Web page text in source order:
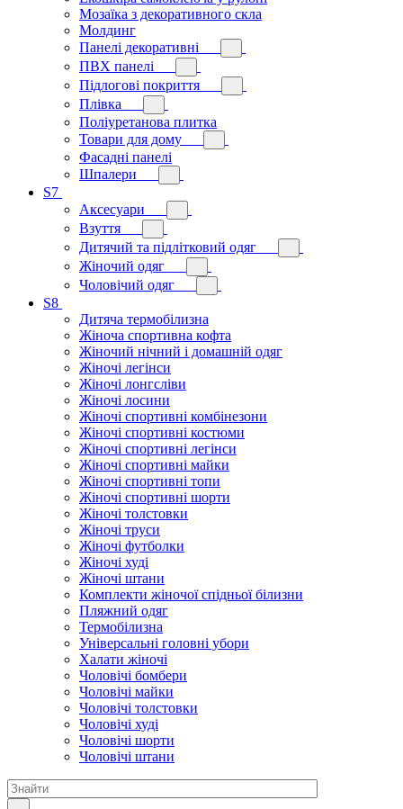
Мозаїка з декоративного скла
Молдинг
Панелі декоративні
ПВХ панелі
Підлогові покриття
Плівка
Поліуретанова плитка
Товари для дому
Фасадні панелі
Шпалери
S7
Аксесуари
Взуття
Дитячий та підлітковий одяг
Жіночий одяг
Чоловічий одяг
S8
Дитяча термобілизна
Жіноча спортивна кофта
Жіночий нічний і домашній одяг
Жіночі легінси
Жіночі лонгсліви
Жіночі лосини
Жіночі спортивні комбінезони
Жіночі спортивні костюми
Жіночі спортивні легінси
Жіночі спортивні майки
Жіночі спортивні топи
Жіночі спортивні шорти
Жіночі толстовки
Жіночі труси
Жіночі футболки
Жіночі худі
Жіночі штани
Комплекти жіночої спідньої білизни
Пляжний одяг
Термобілизна
Універсальні головні убори
Халати жіночі
Чоловічі бомбери
Чоловічі майки
Чоловічі толстовки
Чоловічі худі
Чоловічі шорти
Чоловічі штани